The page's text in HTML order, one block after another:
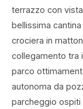
terrazzo con
bellissima
crociera in
collegamento tra
parco
autonoma da
parcheggio ospiti